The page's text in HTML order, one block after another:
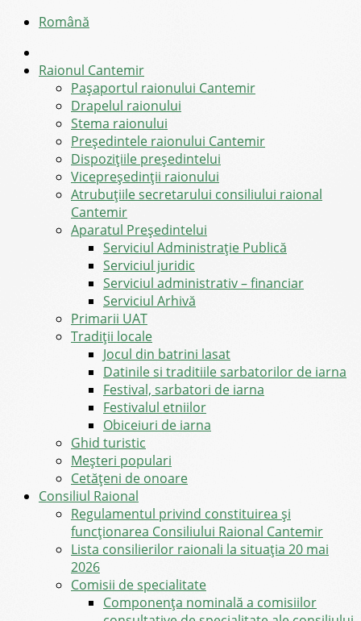
Română
Raionul Cantemir
Pașaportul raionului Cantemir
Drapelul raionului
Stema raionului
Preşedintele raionului Cantemir
Dispozițiile președintelui
Vicepreşedinţii raionului
Atrubuțiile secretarului consiliului raional
Cantemir
Aparatul Preşedintelui
Serviciul Administraţie Publică
Serviciul juridic
Serviciul administrativ – financiar
Serviciul Arhivă
Primarii UAT
Tradiții locale
Jocul din batrini lasat
Datinile si traditiile sarbatorilor de iarna
Festival, sarbatori de iarna
Festivalul etniilor
Obiceiuri de iarna
Ghid turistic
Meşteri populari
Cetățeni de onoare
Consiliul Raional
Regulamentul privind constituirea şi
funcţionarea Consiliului Raional Cantemir
Lista consilierilor raionali la situația 20 mai
2026
Comisii de specialitate
Componența nominală a comisiilor